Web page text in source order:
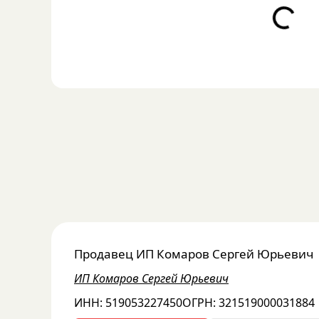
Loading...
Продавец ИП Комаров Сергей Юрьевич
ИП Комаров Сергей Юрьевич
ИНН: 519053227450ОГРН: 321519000031884